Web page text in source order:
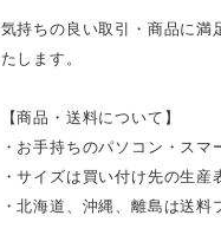
気持ちの良い取引・商品に満
たします。
【商品・送料について】
・お手持ちのパソコン・ス
・サイズは買い付け先の生
・北海道、沖縄、離島は送